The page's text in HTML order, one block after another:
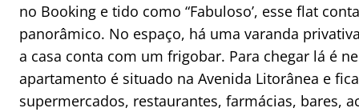
no Booking e tido como “Fabuloso’, esse flat
panorâmico. No espaço, há uma varanda
a casa conta com um frigobar. Para chegar lá é
apartamento é situado na Avenida Litorânea e
supermercados, restaurantes, farmácias, bares,